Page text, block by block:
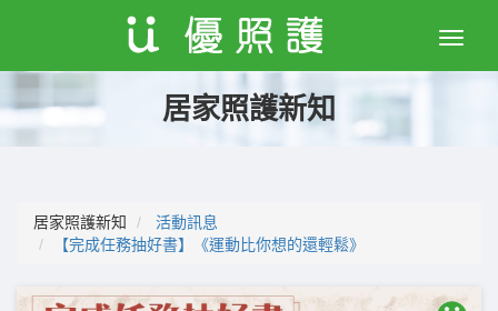
Toggle
居家照護新知
居家照護新知
活動訊息
【完成任務抽好書】《運動比你想的還輕鬆》